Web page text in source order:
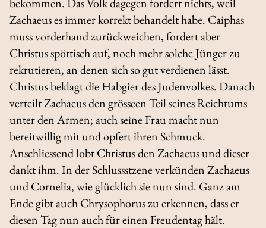
Zachaeus es immer korrekt behandelt habe. Caiphas
muss vorderhand zurückweichen, fordert aber
Christus spöttisch auf, noch mehr solche Jünger zu
rekrutieren, an denen sich so gut verdienen lässt.
Christus beklagt die Habgier des Judenvolkes. Danach
verteilt Zachaeus den grösseen Teil seines Reichtums
unter den Armen; auch seine Frau macht nun
bereitwillig mit und opfert ihren Schmuck.
Anschliessend lobt Christus den Zachaeus und dieser
dankt ihm. In der Schlussstzene verkünden Zachaeus
und Cornelia, wie glücklich sie nun sind. Ganz am
Ende gibt auch Chrysophorus zu erkennen, dass er
diesen Tag nun auch für einen Freudentag hält.